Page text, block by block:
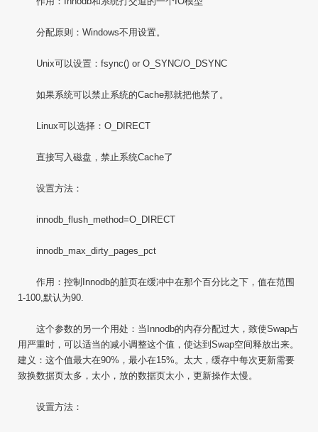
分配原则：Windows不用设置。
Unix可以设置：fsync() or O_SYNC/O_DSYNC
如果系统可以禁止系统的Cache那就把他禁了。
Linux可以选择：O_DIRECT
直接写入磁盘，禁止系统Cache了
设置方法：
innodb_flush_method=O_DIRECT
innodb_max_dirty_pages_pct
作用：控制Innodb的脏页在缓冲中在那个百分比之下，值在范围
1-100,默认为90.
这个参数的另一个用处：当Innodb的内存分配过大，致使Swap占
用严重时，可以适当的减小调整这个值，使达到Swap空间释放出来。
建义：这个值最大在90%，最小在15%。太大，缓存中每次更新需要
致换数据页太多，太小，放的数据页太小，更新操作太慢。
设置方法：